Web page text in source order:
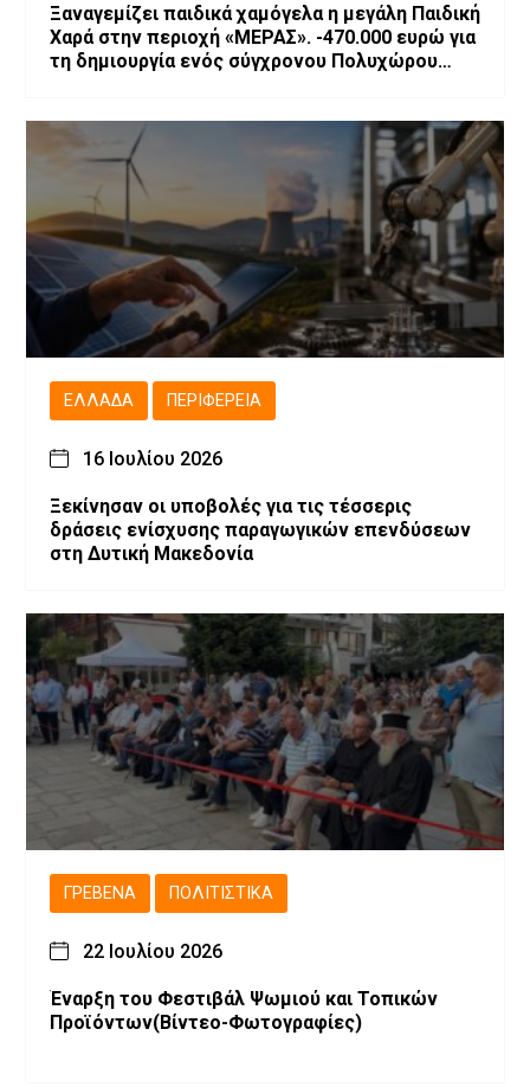
Ξαναγεμίζει παιδικά χαμόγελα η μεγάλη Παιδική
Χαρά στην περιοχή «ΜΕΡΑΣ». -470.000 ευρώ για
τη δημιουργία ενός σύγχρονου Πολυχώρου
ΕΛΛΆΔΑ ΠΕΡΙΦΈΡΕΙΑ
16 Ιουλίου 2026
Ξεκίνησαν οι υποβολές για τις τέσσερις
δράσεις ενίσχυσης παραγωγικών επενδύσεων
στη Δυτική Μακεδονία
ΓΡΕΒΕΝΆ ΠΟΛΙΤΙΣΤΙΚΆ
22 Ιουλίου 2026
Έναρξη του Φεστιβάλ Ψωμιού και Τοπικών
Προϊόντων(Βίντεο-Φωτογραφίες)